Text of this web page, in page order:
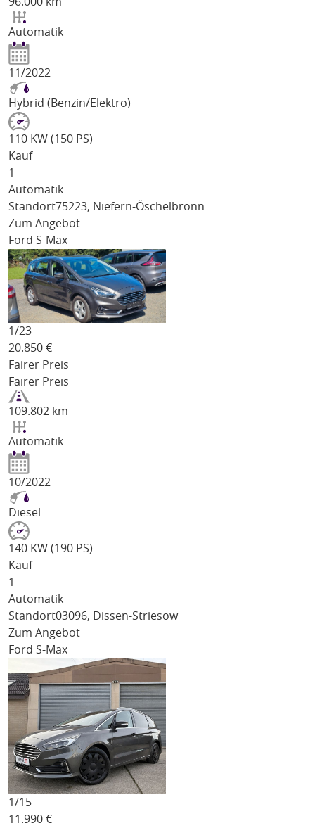
Automatik
11/2022
Hybrid (Benzin/Elektro)
110 KW (150 PS)
Kauf
1
Automatik
Standort75223, Niefern-Öschelbronn
Zum Angebot
Ford S-Max
1/23
20.850 €
Fairer Preis
Fairer Preis
109.802 km
Automatik
10/2022
Diesel
140 KW (190 PS)
Kauf
1
Automatik
Standort03096, Dissen-Striesow
Zum Angebot
Ford S-Max
1/15
11.990 €